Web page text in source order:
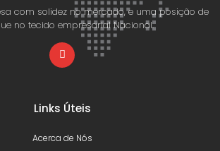
com solidez no mercado, e uma posição de
no tecido empresarial Nacional.
Links Úteis
Acerca de Nós